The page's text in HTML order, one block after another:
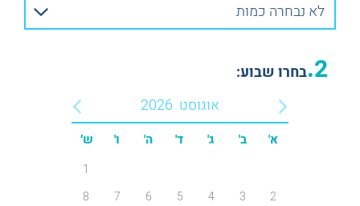
לא נבחרה כמות
2. בחרו שבוע:
אוגוסט 2026
א' ב' ג' ד' ה' ו' ש׳
1
2
3
4
5
6
7
8